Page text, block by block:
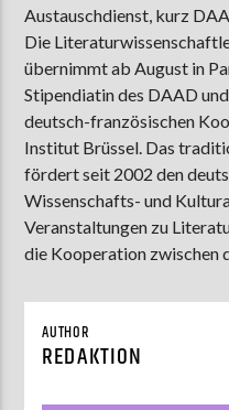
AKTUELLE SENDUNG
MOEBIUS
00:00 09:00
ZU HÖREN INMünster
Austauschdienst, kurz
Die
übernimmt ab August in
Stipendiatin des DAAD
deutsch-französischen
Institut Brüssel. Das
fördert seit 2002 den
Wissenschafts- und
Veranstaltungen zu
die Kooperation zwischen
AUTHOR
REDAKTION